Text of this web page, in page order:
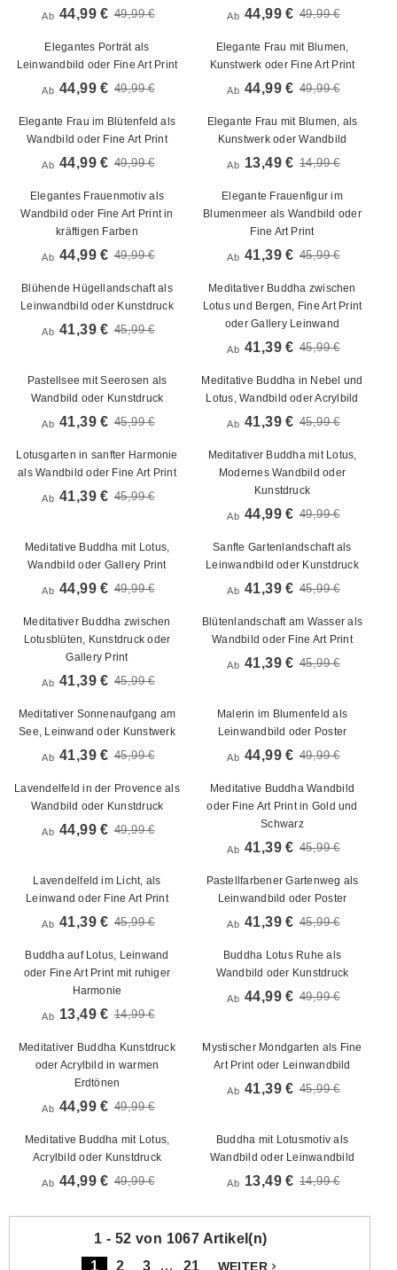
Ab 44,99 € 49,99 € Ab 44,99 € 49,99 €
Elegantes Porträt als
Leinwandbild oder Fine Art Print
Ab 44,99 € 49,99 €
Elegante Frau mit Blumen,
Kunstwerk oder Fine Art Print
Ab 44,99 € 49,99 €
Elegante Frau im Blütenfeld als
Wandbild oder Fine Art Print
Ab 44,99 € 49,99 €
Elegante Frau mit Blumen, als
Kunstwerk oder Wandbild
Ab 13,49 € 14,99 €
Elegantes Frauenmotiv als
Wandbild oder Fine Art Print in
kräftigen Farben
Ab 44,99 € 49,99 €
Elegante Frauenfigur im
Blumenmeer als Wandbild oder
Fine Art Print
Ab 41,39 € 45,99 €
Blühende Hügellandschaft als
Leinwandbild oder Kunstdruck
Ab 41,39 € 45,99 €
Meditativer Buddha zwischen
Lotus und Bergen, Fine Art Print
oder Gallery Leinwand
Ab 41,39 € 45,99 €
Pastellsee mit Seerosen als
Wandbild oder Kunstdruck
Ab 41,39 € 45,99 €
Meditative Buddha in Nebel und
Lotus, Wandbild oder Acrylbild
Ab 41,39 € 45,99 €
Lotusgarten in sanfter Harmonie
als Wandbild oder Fine Art Print
Ab 41,39 € 45,99 €
Meditativer Buddha mit Lotus,
Modernes Wandbild oder
Kunstdruck
Ab 44,99 € 49,99 €
Meditative Buddha mit Lotus,
Wandbild oder Gallery Print
Ab 44,99 € 49,99 €
Sanfte Gartenlandschaft als
Leinwandbild oder Kunstdruck
Ab 41,39 € 45,99 €
Meditativer Buddha zwischen
Lotusblüten, Kunstdruck oder
Gallery Print
Ab 41,39 € 45,99 €
Blütenlandschaft am Wasser als
Wandbild oder Fine Art Print
Ab 41,39 € 45,99 €
Meditativer Sonnenaufgang am
See, Leinwand oder Kunstwerk
Ab 41,39 € 45,99 €
Malerin im Blumenfeld als
Leinwandbild oder Poster
Ab 44,99 € 49,99 €
Lavendelfeld in der Provence als
Wandbild oder Kunstdruck
Ab 44,99 € 49,99 €
Meditative Buddha Wandbild
oder Fine Art Print in Gold und
Schwarz
Ab 41,39 € 45,99 €
Lavendelfeld im Licht, als
Leinwand oder Fine Art Print
Ab 41,39 € 45,99 €
Pastellfarbener Gartenweg als
Leinwandbild oder Poster
Ab 41,39 € 45,99 €
Buddha auf Lotus, Leinwand
oder Fine Art Print mit ruhiger
Harmonie
Ab 13,49 € 14,99 €
Buddha Lotus Ruhe als
Wandbild oder Kunstdruck
Ab 44,99 € 49,99 €
Meditativer Buddha Kunstdruck
oder Acrylbild in warmen
Erdtönen
Ab 44,99 € 49,99 €
Mystischer Mondgarten als Fine
Art Print oder Leinwandbild
Ab 41,39 € 45,99 €
Meditative Buddha mit Lotus,
Acrylbild oder Kunstdruck
Ab 44,99 € 49,99 €
Buddha mit Lotusmotiv als
Wandbild oder Leinwandbild
Ab 13,49 € 14,99 €
1 - 52 von 1067 Artikel(n)
1
2 3 … 21 WEITERnavigate_next